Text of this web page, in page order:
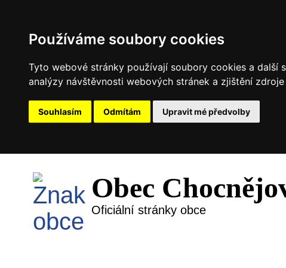
Používáme soubory cookies
Tyto webové stránky používají soubory cookies a další
analýzy návštěvnosti webových stránek a zjištění
Souhlasím Odmítám Upravit mé předvolby
Obec
Oficiální stránky obce